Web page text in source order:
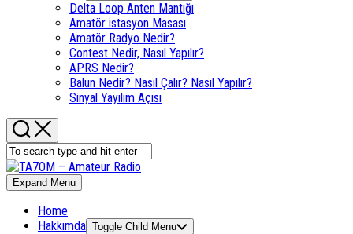
Delta Loop Anten Mantığı
Amatör istasyon Masası
Amatör Radyo Nedir?
Contest Nedir, Nasıl Yapılır?
APRS Nedir?
Balun Nedir? Nasıl Çalır? Nasıl Yapılır?
Sinyal Yayılım Açısı
Expand Menu
Home
Hakkımda Toggle Child Menu